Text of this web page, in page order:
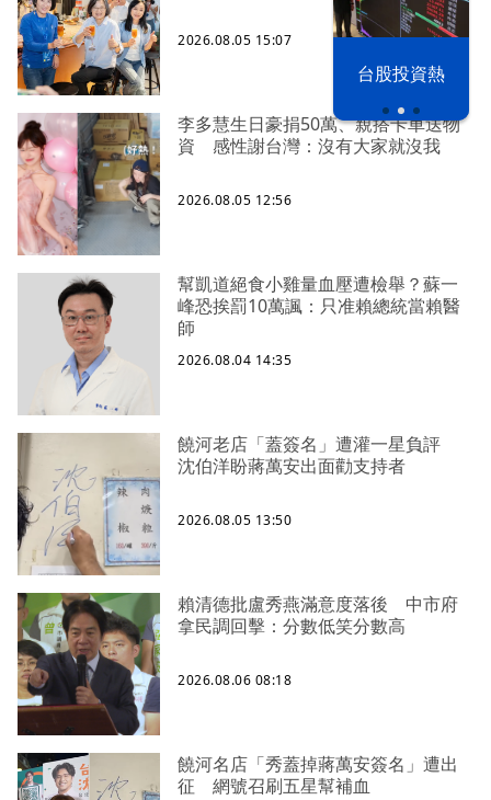
台股投資熱
2026.08.05 15:07
李多慧生日豪捐50萬、親搭卡車送物
資 感性謝台灣：沒有大家就沒我
2026.08.05 12:56
幫凱道絕食小雞量血壓遭檢舉？蘇一
峰恐挨罰10萬諷：只准賴總統當賴醫
師
2026.08.04 14:35
饒河老店「蓋簽名」遭灌一星負評
沈伯洋盼蔣萬安出面勸支持者
2026.08.05 13:50
賴清德批盧秀燕滿意度落後 中市府
拿民調回擊：分數低笑分數高
2026.08.06 08:18
饒河名店「秀蓋掉蔣萬安簽名」遭出
征 網號召刷五星幫補血